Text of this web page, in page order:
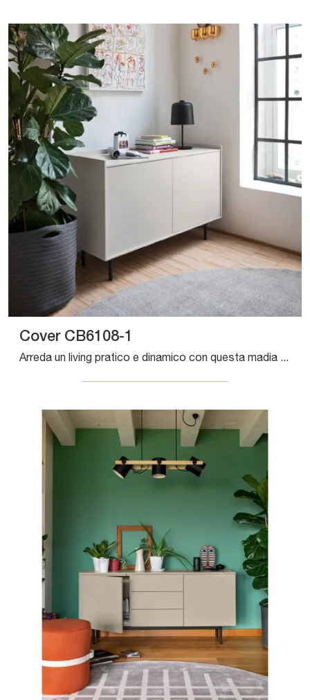
Cover CB6108-1
Arreda un living pratico e dinamico con questa madia Cover CB6108-1 di Connubia: scopri le più esclusive Madie in laccato opaco.